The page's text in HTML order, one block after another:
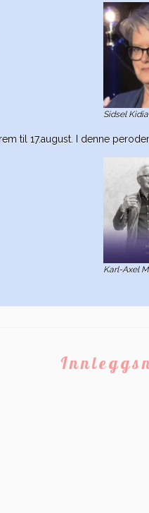
Sidsel
til 17.august. I denne
Karl-Axel